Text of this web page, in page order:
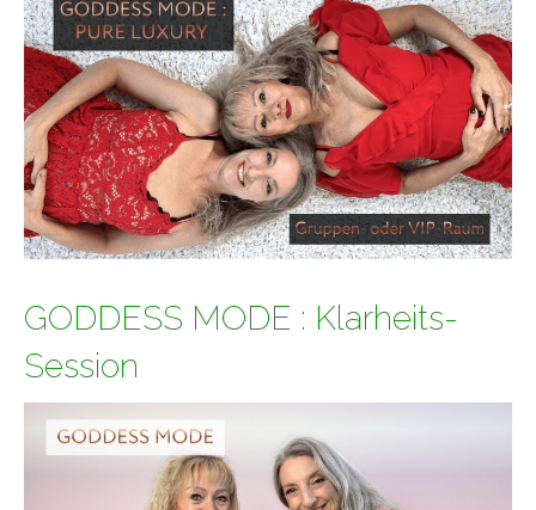
GODDESS MODE : Klarheits-
Session